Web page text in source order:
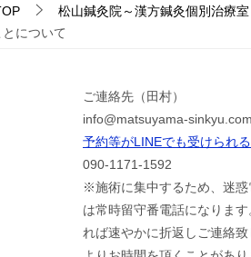
松山鍼灸院～漢方鍼灸個別治療
について
ご連絡先（田村）
info@matsuyama-sinkyu.com
予約等がLINEでも受けられ
090-1171-1592
※施術に集中するため、迷
は常時留守番電話になりま
れば速やかに折返しご連絡